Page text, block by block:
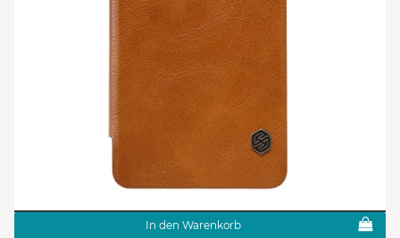
In den Warenkorb